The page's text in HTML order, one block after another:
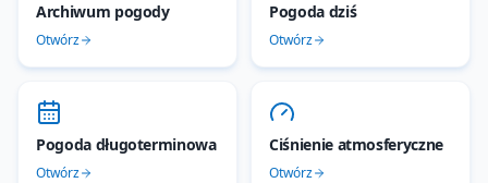
Archiwum pogody
Otwórz
Pogoda dziś
Otwórz
Pogoda długoterminowa
Otwórz
Ciśnienie atmosferyczne
Otwórz